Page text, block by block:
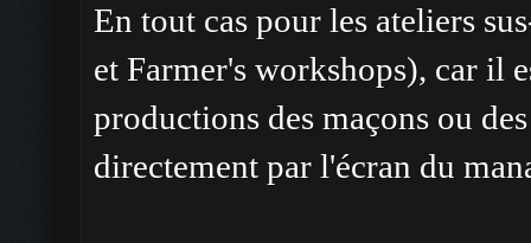
En tout cas pour les ateliers
et Farmer's workshops), car il
productions des maçons ou
directement par l'écran du